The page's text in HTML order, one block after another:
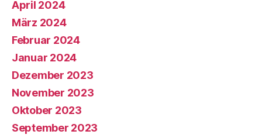
April 2024
März 2024
Februar 2024
Januar 2024
Dezember 2023
November 2023
Oktober 2023
September 2023